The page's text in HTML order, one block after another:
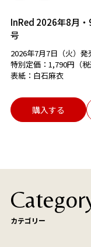
InRed 2026年8月
号
2026年7月7日（火）発
特別定価：1,790円（税
表紙：白石麻衣
購入する
カテゴリー